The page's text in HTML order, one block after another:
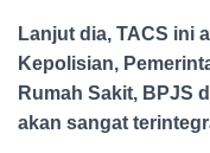
Lanjut dia, TACS ini
Kepolisian,
Rumah Sakit, BPJS
akan sangat